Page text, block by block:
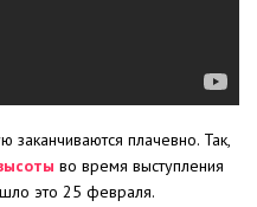
заканчиваются плачевно. Так,
во время выступления
это 25 февраля.